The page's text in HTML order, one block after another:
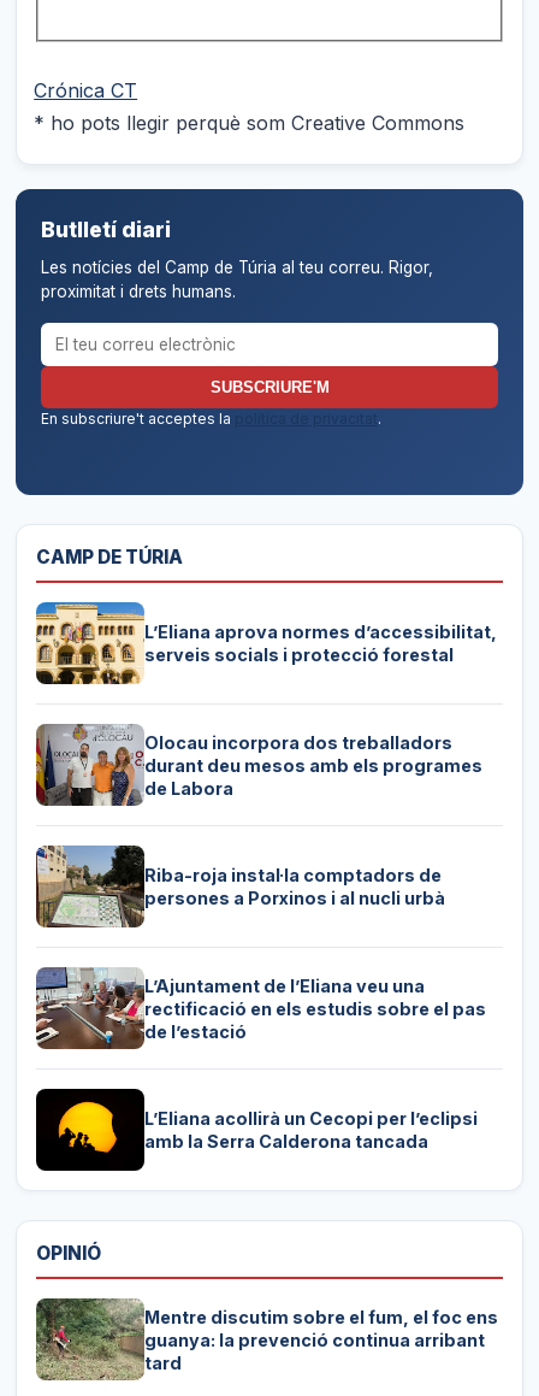
Crónica CT
* ho pots llegir perquè som Creative Commons
Butlletí diari
Les notícies del Camp de Túria al teu correu. Rigor,
proximitat i drets humans.
Correu electrònic per al butlletí
SUBSCRIURE'M
En subscriure't acceptes la
política de privacitat.
CAMP DE TÚRIA
L’Eliana aprova normes d’accessibilitat,
serveis socials i protecció forestal
Olocau incorpora dos treballadors
durant deu mesos amb els programes
de Labora
Riba-roja instal·la comptadors de
persones a Porxinos i al nucli urbà
L’Ajuntament de l’Eliana veu una
rectificació en els estudis sobre el pas
de l’estació
L’Eliana acollirà un Cecopi per l’eclipsi
amb la Serra Calderona tancada
OPINIÓ
Mentre discutim sobre el fum, el foc ens
guanya: la prevenció continua arribant
tard